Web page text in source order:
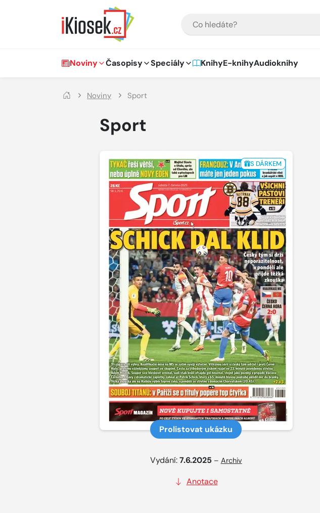
Hlavní navigace
Noviny Časopisy Speciály KnihyE-knihyAudioknihy
Noviny Sport
Sport
S DÁRKEM
Prolistovat ukázku
Vydání:7.6.2025 – Archiv
Anotace